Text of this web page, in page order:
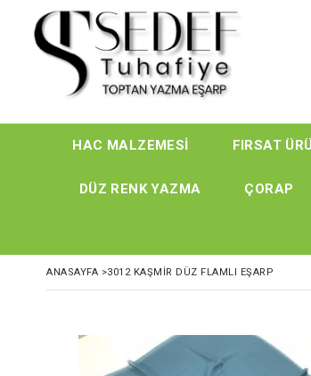
HAC MALZEMESİ FIRSAT
DÜZ RENK YAZMA ÇORAP
ANASAYFA >3012 KAŞMIR DÜZ FLAMLI EŞARP